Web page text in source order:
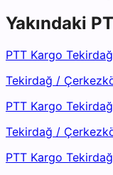
Yakındaki
PTT Kargo
Tekirdağ /
PTT Kargo
Tekirdağ /
PTT Kargo